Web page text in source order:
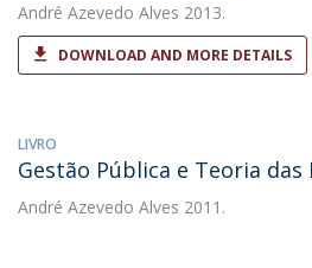
André Azevedo Alves 2013.
DOWNLOAD AND MORE DETAILS
LIVRO
Gestão Pública e Teoria das
André Azevedo Alves 2011.